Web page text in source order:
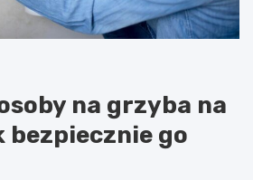
na grzyba na
bezpiecznie go